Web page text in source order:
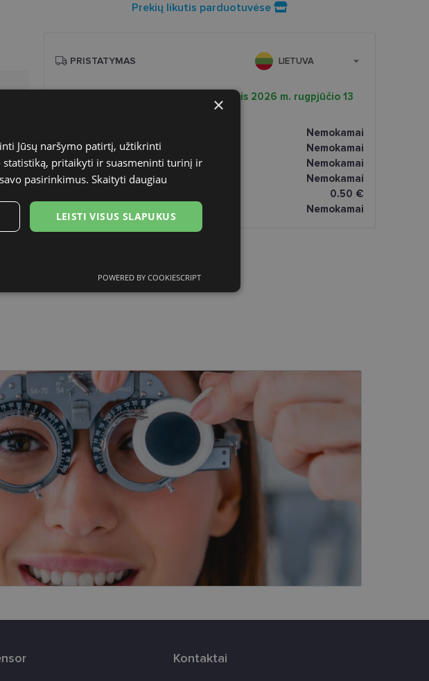
Prekių likutis parduotuvėse
PRISTATYMAS LIETUVA
Ketvirtadienis 2026 m. rugpjūčio 13
Nemokamai
Venipak paštomatai
Nemokamai
LP Express paštomatai
Nemokamai
DPD paštomatai
Nemokamai
0.50 €
Nemokamai
Kontaktai
×
Jūsų naršymo patirtį, užtikrinti
pritaikyti ir suasmeninti turinį ir
pasirinkimus. Skaityti daugiau
LEISTI VISUS SLAPUKUS
Funkciniai slapukai
slapukai Funkciniai slapukai
funkcijomis. Šie slapukai atpažįsta Jūsų įrenginį,
tinklalapis neveiks tinkamai. Šie slapukai
dvejus metus.
atakos prieš žiniatinklio formas.
unikaliems vartotojams atskirti, atsitiktinai
tinkamai.
POWERED BY COOKIESCRIPT